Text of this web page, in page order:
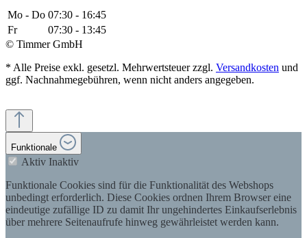
Mo - Do 07:30 - 16:45
Fr
07:30 - 13:45
© Timmer GmbH
* Alle Preise exkl. gesetzl. Mehrwertsteuer zzgl. Versandkosten und
ggf. Nachnahmegebühren, wenn nicht anders angegeben.
Funktionale
Aktiv Inaktiv
Funktionale Cookies sind für die Funktionalität des Webshops
unbedingt erforderlich. Diese Cookies ordnen Ihrem Browser eine
eindeutige zufällige ID zu damit Ihr ungehindertes Einkaufserlebnis
über mehrere Seitenaufrufe hinweg gewährleistet werden kann.